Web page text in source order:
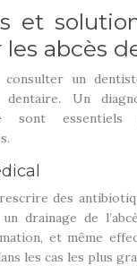
et
abcès
un
dentaire. Un
sont
des
drainage de
et même
les cas les plus